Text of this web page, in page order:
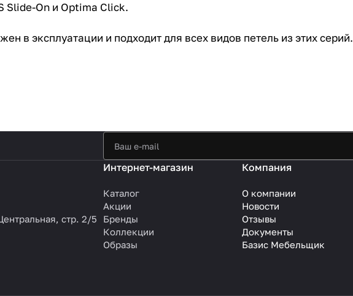
Slide-On и Optima Click.
в эксплуатации и подходит для всех видов петель из этих серий.
стр. 2/5
Интернет-магазин
Каталог
Акции
Бренды
Коллекции
Образы
Компания
О компании
Новости
Отзывы
Документы
Базис Мебельщик